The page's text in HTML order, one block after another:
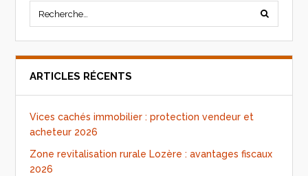
ARTICLES RÉCENTS
Vices cachés immobilier : protection vendeur et
acheteur 2026
Zone revitalisation rurale Lozère : avantages fiscaux
2026